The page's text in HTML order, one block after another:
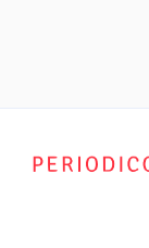
contenuto